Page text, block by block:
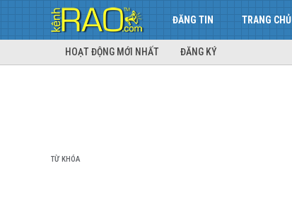
ĐĂNG TIN TRANG CHỦ
HOẠT ĐỘNG MỚI NHẤT ĐĂNG KÝ
TỪ KHÓA